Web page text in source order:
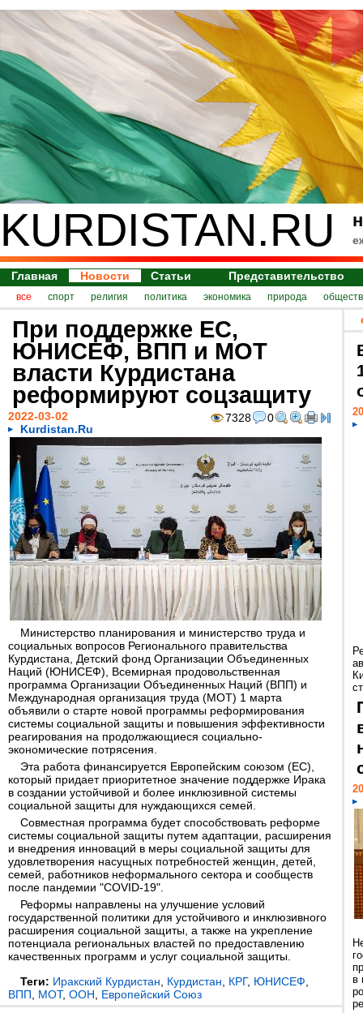
KURDISTAN.RU
Главная Новости Статьи Представительство
все спорт религия политика экономика природа
При поддержке ЕС,
ЮНИСЕФ, ВПП и МОТ
власти Курдистана
реформируют соцзащиту
7328 0
2022-03-02
Kurdistan.Ru
Министерство планирования и министерство труда и
социальных вопросов Регионального правительства
Курдистана, Детский фонд Организации Объединенных
Наций (ЮНИСЕФ), Всемирная продовольственная
программа Организации Объединенных Наций (ВПП) и
Международная организация труда (МОТ) 1 марта
объявили о старте новой программы реформирования
системы социальной защиты и повышения эффективности
реагирования на продолжающиеся социально-
экономические потрясения.
Эта работа финансируется Европейским союзом (ЕС),
который придает приоритетное значение поддержке Ирака
в создании устойчивой и более инклюзивной системы
социальной защиты для нуждающихся семей.
Совместная программа будет способствовать реформе
системы социальной защиты путем адаптации, расширения
и внедрения инноваций в меры социальной защиты для
удовлетворения насущных потребностей женщин, детей,
семей, работников неформального сектора и сообществ
после пандемии "COVID-19".
Реформы направлены на улучшение условий
государственной политики для устойчивого и инклюзивного
расширения социальной защиты, а также на укрепление
потенциала региональных властей по предоставлению
качественных программ и услуг социальной защиты.
Теги: Иракский Курдистан Курдистан КРГ, ЮНИСЕФ
ВПП
МОТ, ООН Европейский Союз
в